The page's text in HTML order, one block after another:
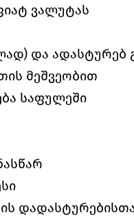
ვალუტას
და ადასტურებ
მეშვეობით
საფულეში